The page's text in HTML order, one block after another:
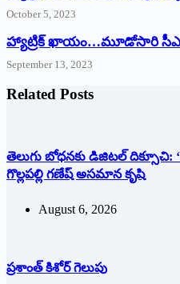
October 5, 2023
హ్యాట్రిక్‌ ‌ఖాయం…మూడోసారి
September 13, 2023
Related Posts
తెలుగు బోధనకు డిజిటల్
గొల్లపల్లి గణేష్ అసమాన కృషి
August 6, 2026
ప్రశాంత్‌ ‌కిశోర్‌ ‌గెలుపు